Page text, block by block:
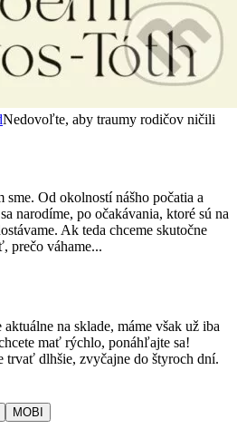
Nedovoľte, aby traumy rodičov ničili
Od okolností nášho počatia a
narodíme, po očakávania, ktoré sú na
Ak teda chceme skutočne
prečo váhame...
na sklade, máme však už iba
mať rýchlo, ponáhľajte sa!
trvať dlhšie, zvyčajne do štyroch dní.
MOBI